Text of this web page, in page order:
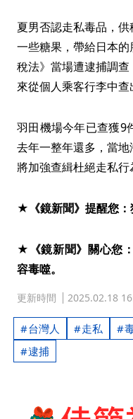
夏男否認走私毒品，
一些糖果，帶給日本
稅法》當場遭逮捕調
來從個人乘客行李中查
羽田機場今年已查獲9
去年一整年還多，當地
將加強查緝杜絕走私行
★《鏡新聞》提醒您：
★《鏡新聞》關心您
容毒噬。
更新時間 2025.02.18
台灣人 走私
逮捕